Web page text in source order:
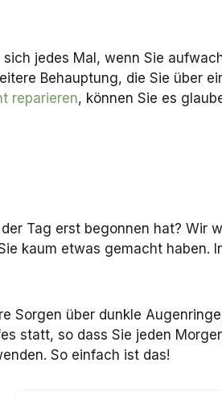
jedes Mal, wenn Sie
Behauptung, die Sie über
reparieren, können Sie es
Tag erst begonnen hat? Wir
kaum etwas gemacht haben.
Sorgen über dunkle
statt, so dass Sie jeden
So einfach ist das!